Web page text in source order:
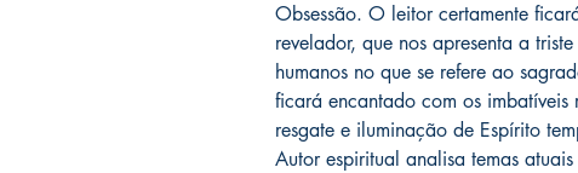
Obsessão. O leitor certamente
revelador, que nos apresenta a
humanos no que se refere ao
ficará encantado com os
resgate e iluminação de Espírito
Autor espiritual analisa temas